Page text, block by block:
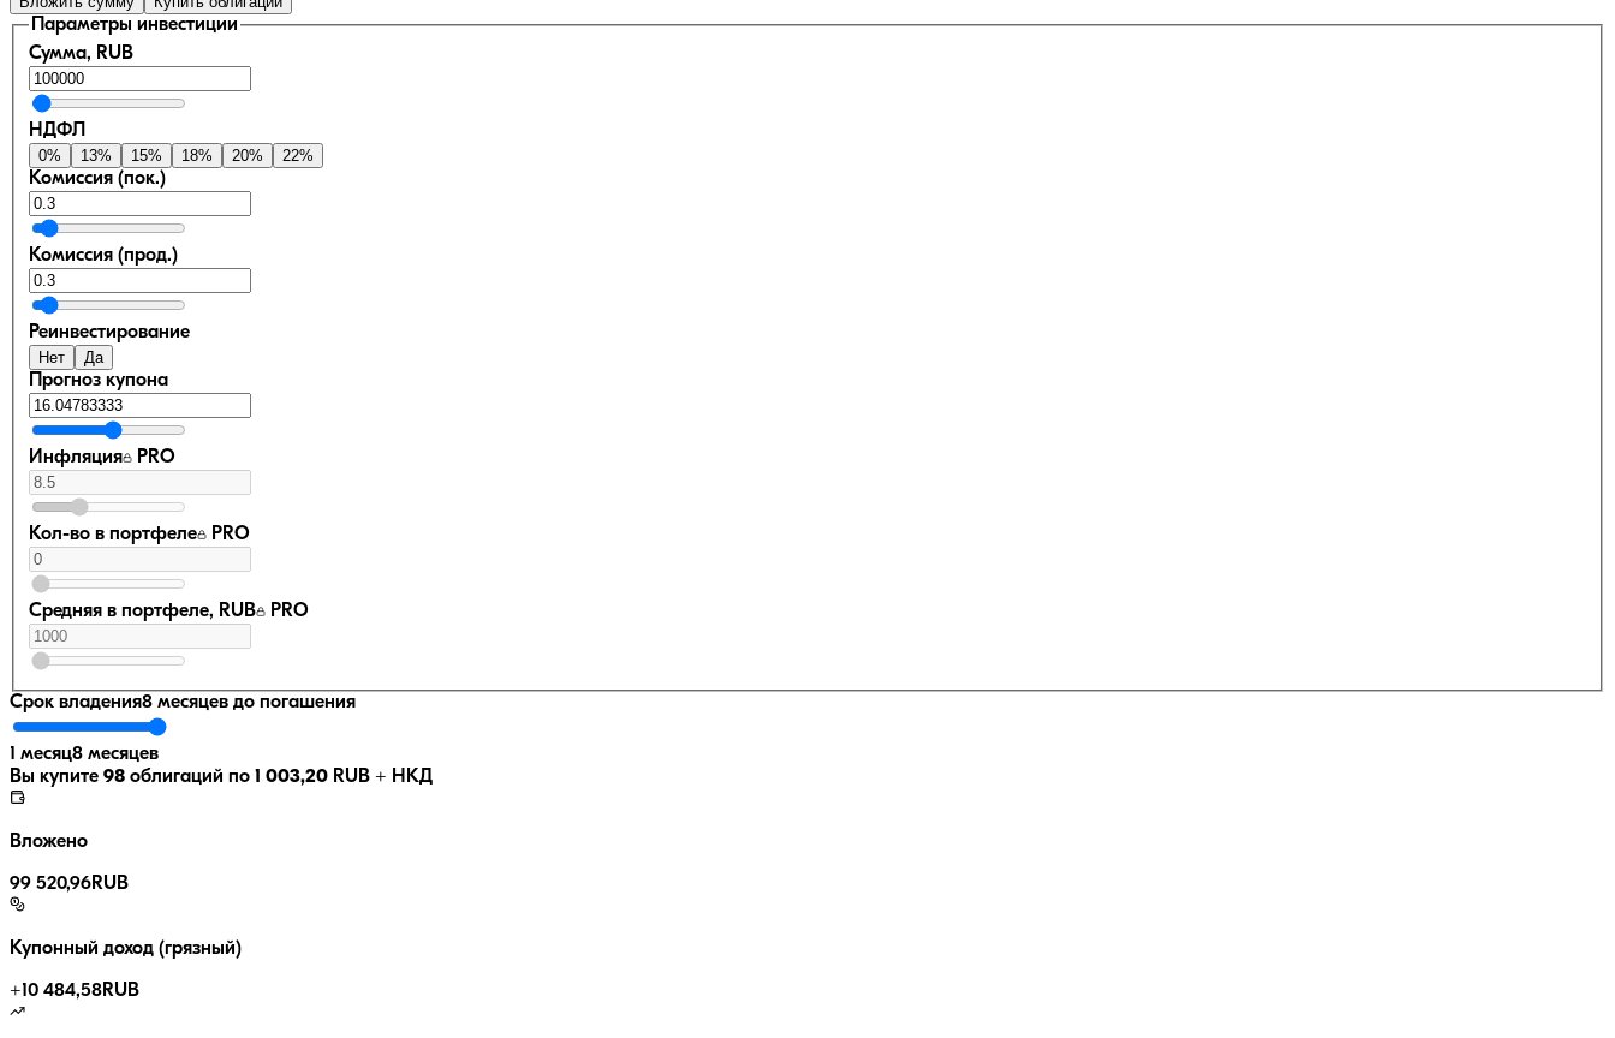
Параметры инвестиции
Сумма, RUB
НДФЛ
0% 13% 15% 18% 20% 22%
Комиссия (пок.)
Комиссия (прод.)
Реинвестирование
Нет Да
Прогноз купона
Инфляция PRO
Кол-во в портфеле PRO
Средняя в портфеле, RUB PRO
Срок владения8 месяцев до погашения
1 месяц8 месяцев
Вы купите 98 облигаций по 1 003,20 RUB + НКД
Вложено
99 520,96RUB
Купонный доход (грязный)
+10 484,58RUB